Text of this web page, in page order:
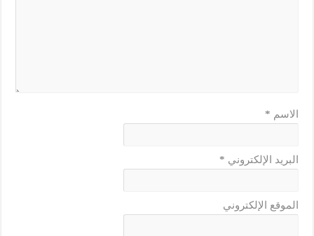
الاسم *
البريد الإلكتروني *
الموقع الإلكتروني